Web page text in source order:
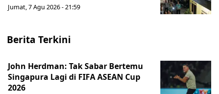
Jumat, 7 Agu 2026 - 21:59
Berita Terkini
John Herdman: Tak Sabar Bertemu
Singapura Lagi di FIFA ASEAN Cup
2026